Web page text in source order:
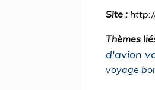
Site :
Thèmes
d'avion
voyage